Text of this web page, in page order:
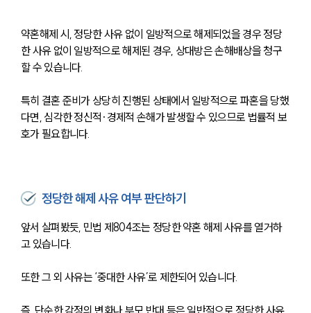
약혼해제 시, 정당한 사유 없이 일방적으로 해제되었을 경우 정당
한 사유 없이 일방적으로 해제된 경우, 상대방은 손해배상을 청구
할 수 있습니다.
특히 결혼 준비가 상당히 진행된 상태에서 일방적으로 파혼을 당했
다면, 심각한 정신적·경제적 손해가 발생할 수 있으므로 법률적 보
호가 필요합니다.
정당한 해제 사유 여부 판단하기
앞서 살펴봤듯, 민법 제804조는 정당한 약혼 해제 사유를 열거하
고 있습니다.
또한 그 외 사유는 ‘중대한 사유’로 제한되어 있습니다.